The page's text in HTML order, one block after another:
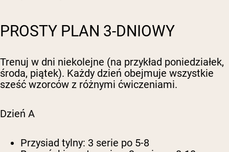
PROSTY PLAN 3-DNIOWY
Trenuj w dni niekolejne (na przykład poniedziałek,
środa, piątek). Każdy dzień obejmuje wszystkie
sześć wzorców z różnymi ćwiczeniami.
Dzień A
Przysiad tylny: 3 serie po 5-8